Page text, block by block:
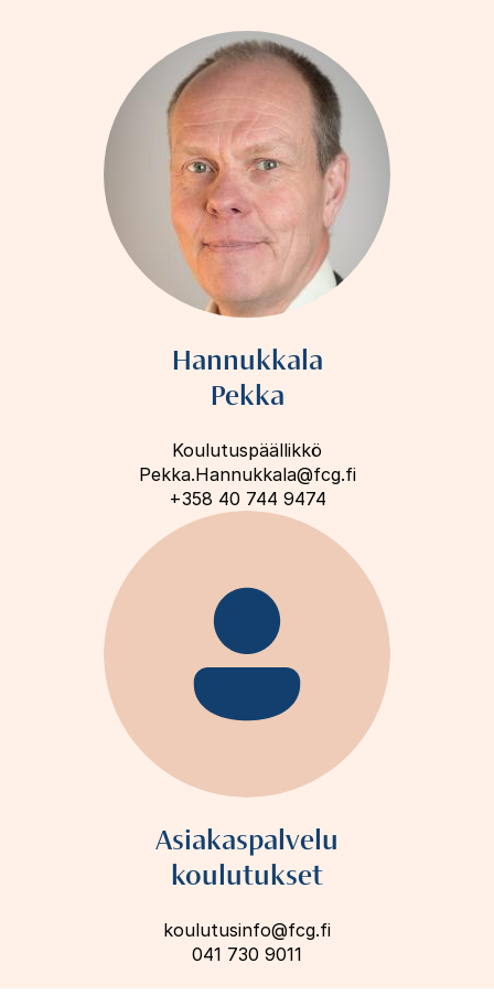
Hannukkala
Pekka
Koulutuspäällikkö
Pekka.Hannukkala@fcg.fi
+358 40 744 9474
Asiakaspalvelu
koulutukset
koulutusinfo@fcg.fi
041 730 9011